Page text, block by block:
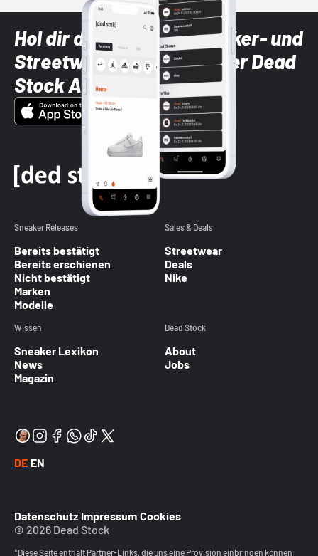
Hol dir die neuesten Sneaker- und
Streetwear-Brands mit der Dead
Stock App
Sneaker Releases
Bereits bestätigt
Bereits erschienen
Nicht bestätigt
Marken
Modelle
Sales & Deals
Streetwear
Deals
Nike
Wissen
Sneaker Lexikon
News
Magazin
Dead Stock
About
Jobs
DE EN
Datenschutz Impressum Cookies
© 2026 Dead Stock
*Diese Seite enthält Partner-Links, die uns eine Provision einbringen können.